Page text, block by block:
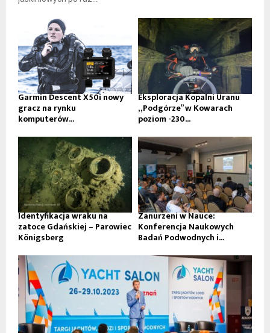
Garmin Descent X50i nowy
gracz na rynku
komputerów...
Eksploracja Kopalni Uranu
„Podgórze” w Kowarach
poziom -230...
Identyfikacja wraku na
zatoce Gdańskiej – Parowiec
Königsberg
Zanurzeni w Nauce:
Konferencja Naukowych
Badań Podwodnych i...